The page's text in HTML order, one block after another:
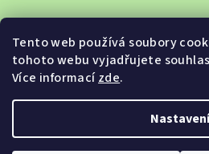
Tento web používá soubory
tohoto webu vyjadřujete
Více informacízde.
Nastavení
Sledovat na Instagramu